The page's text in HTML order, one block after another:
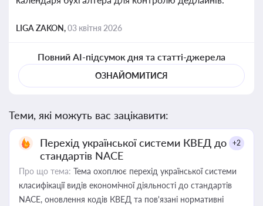
LIGA ZAKON,03 квітня 2026
Повний AI-підсумок дня та статті-джерела
ОЗНАЙОМИТИСЯ
Теми, які можуть вас зацікавити:
Перехід української системи КВЕД до
стандартів NACE
+2
Про що тема: Тема охоплює перехід української системи
класифікації видів економічної діяльності до стандартів
NACE, оновлення кодів КВЕД та пов'язані нормативні